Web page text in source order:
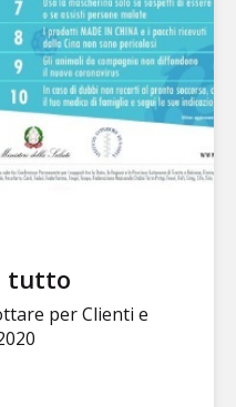
tutto
per Clienti e